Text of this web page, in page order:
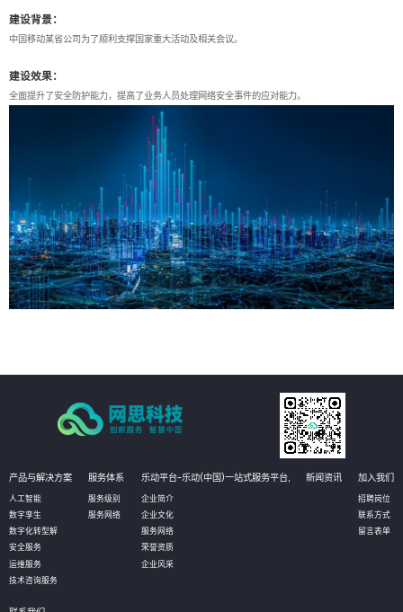
建设背景：
中国移动某省公司为了顺利支撑国家重大活动及相关会议。
建设效果：
全面提升了安全防护能力，提高了业务人员处理网络安全事件的应对能力。
产品与解决方案
人工智能
数字孪生
数字化转型解
安全服务
运维服务
技术咨询服务
服务体系
服务级别
服务网络
乐动平台-乐动(中国)一站式服务平台,
企业简介
企业文化
服务网络
荣誉资质
企业风采
新闻资讯 加入我们
招聘岗位
联系方式
留言表单